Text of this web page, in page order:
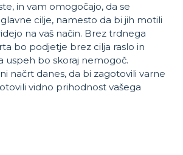
in vam omogočajo, da se
cilje, namesto da bi jih motili
na vaš način. Brez trdnega
bo podjetje brez cilja raslo in
uspeh bo skoraj nemogoč.
načrt danes, da bi zagotovili varne
vidno prihodnost vašega